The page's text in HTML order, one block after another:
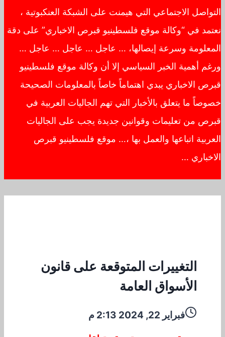
التواصل الاجتماعي التي هيمنت على الشبكة العنكبوتية ،
نعتمد في “وكالة موقع فلسطينيو قبرص الاخباري” على دقة
المعلومة وسرعة إيصالها، … عاجل … عاجل … عاجل …
ورغم أهمية الخبر السياسي إلا أن وكالة موقع فلسطينيو
قبرص الاخباري يبدي اهتماماً خاصاً بالمعلومات الصحيحة
خصوصاً ما يتعلق بالأخبار التي تهم الجاليات العربية في
قبرص من تعليمات وقوانين جديدة يجب على الجاليات
العربية اتباعها والعمل بها ،… موقع فلسطينيو قبرص
الاخباري …
التغييرات المتوقعة على قانون
الأسواق العامة
فبراير 22, 2024 2:13 م